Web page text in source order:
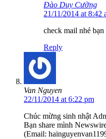
Đào Duy Cường
21/11/2014 at 8:42
check mail nhé bạn
Reply
Van Nguyen
22/11/2014 at 6:22 pm
Chúc mừng sinh nhật
Bạn share mình
(Email: